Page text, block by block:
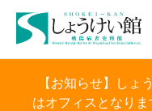
【お知らせ】しょ
はオフィスとなり